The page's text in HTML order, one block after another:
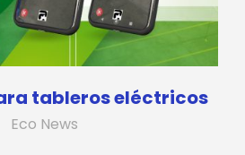
tableros eléctricos
Eco News